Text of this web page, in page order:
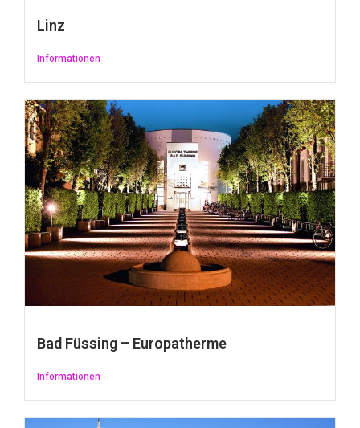
Linz
Informationen
Bad Füssing – Europatherme
Informationen